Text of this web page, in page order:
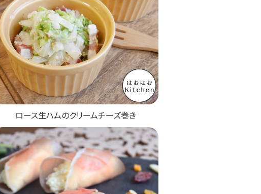
ロース生ハムのクリームチーズ巻き